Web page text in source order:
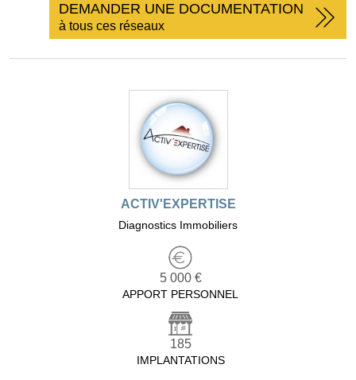
DEMANDER UNE DOCUMENTATION
à tous ces réseaux
ACTIV'EXPERTISE
Diagnostics Immobiliers
5 000 €
APPORT PERSONNEL
185
IMPLANTATIONS